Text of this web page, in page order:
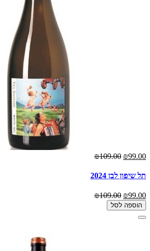
₪99.00
₪109.00
תל שיפון לבן 2024
₪99.00
₪109.00
הוספה לסל